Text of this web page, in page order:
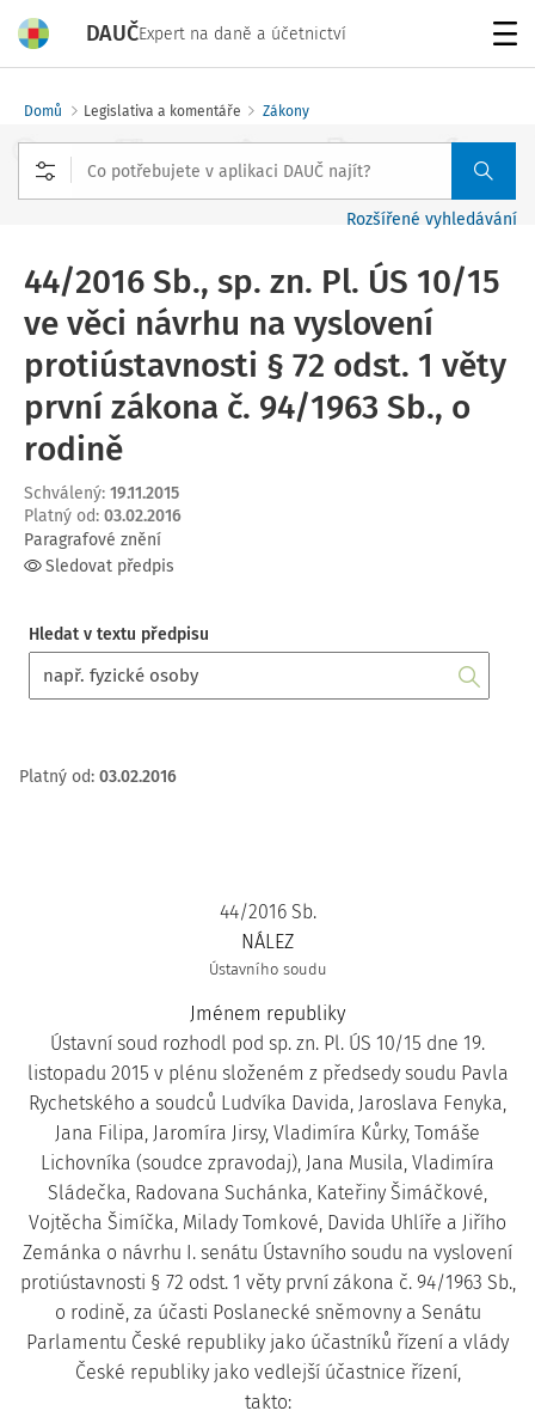
DAUČExpert na daně a účetnictví
Domů Legislativa a komentáře Zákony
Rozšířené vyhledávání
44/2016 Sb., sp. zn. Pl. ÚS 10/15
ve věci návrhu na vyslovení
protiústavnosti § 72 odst. 1 věty
první zákona č. 94/1963 Sb., o
rodině
Schválený: 19.11.2015
Platný od: 03.02.2016
Paragrafové znění
Sledovat předpis
Hledat v textu předpisu
Platný od: 03.02.2016
44/2016 Sb.
NÁLEZ
Ústavního soudu
Jménem republiky
Ústavní soud rozhodl pod sp. zn. Pl. ÚS 10/15 dne 19.
listopadu 2015 v plénu složeném z předsedy soudu Pavla
Rychetského a soudců Ludvíka Davida, Jaroslava Fenyka,
Jana Filipa, Jaromíra Jirsy, Vladimíra Kůrky, Tomáše
Lichovníka (soudce zpravodaj), Jana Musila, Vladimíra
Sládečka, Radovana Suchánka, Kateřiny Šimáčkové,
Vojtěcha Šimíčka, Milady Tomkové, Davida Uhlíře a Jiřího
Zemánka o návrhu I. senátu Ústavního soudu na vyslovení
protiústavnosti § 72 odst. 1 věty první zákona č. 94/1963 Sb.,
o rodině, za účasti Poslanecké sněmovny a Senátu
Parlamentu České republiky jako účastníků řízení a vlády
České republiky jako vedlejší účastnice řízení,
takto: